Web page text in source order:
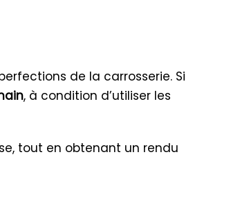
de la carrosserie. Si
, à condition d’utiliser les
tout en obtenant un rendu